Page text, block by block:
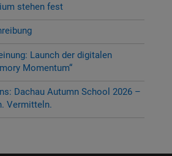
stehen fest
Launch der digitalen
Momentum“
Dachau Autumn School 2026 –
Vermitteln.